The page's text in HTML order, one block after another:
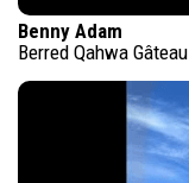
Benny Adam
Berred Qahwa Gâteau